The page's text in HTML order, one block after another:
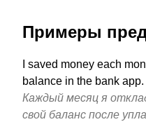
Примеры
I saved money each
balance in the bank app.
Каждый месяц я
свой баланс после